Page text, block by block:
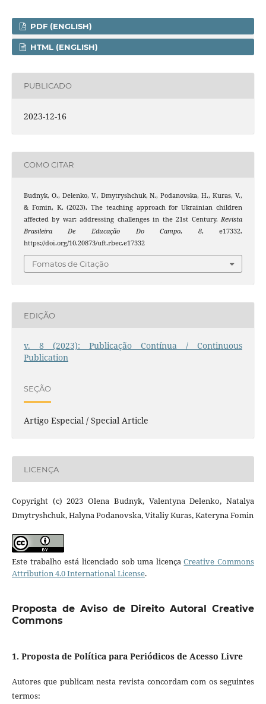
PDF (ENGLISH)
HTML (ENGLISH)
PUBLICADO
2023-12-16
COMO CITAR
Budnyk, O., Delenko, V., Dmytryshchuk, N., Podanovska, H., Kuras, V.,
& Fomin, K. (2023). The teaching approach for Ukrainian children
affected by war: addressing challenges in the 21st Century.Revista
Brasileira De Educação Do Campo, 8, e17332.
https://doi.org/10.20873/uft.rbec.e17332
Fomatos de Citação
EDIÇÃO
v. 8 (2023): Publicação Contínua / Continuous
Publication
SEÇÃO
Artigo Especial / Special Article
LICENÇA
Copyright (c) 2023 Olena Budnyk, Valentyna Delenko, Natalya
Dmytryshchuk, Halyna Podanovska, Vitaliy Kuras, Kateryna Fomin
Este trabalho está licenciado sob uma licençaCreative Commons
Attribution 4.0 International License.
Proposta de Aviso de Direito Autoral Creative
Commons
1. Proposta de Política para Periódicos de Acesso Livre
Autores que publicam nesta revista concordam com os seguintes
termos: